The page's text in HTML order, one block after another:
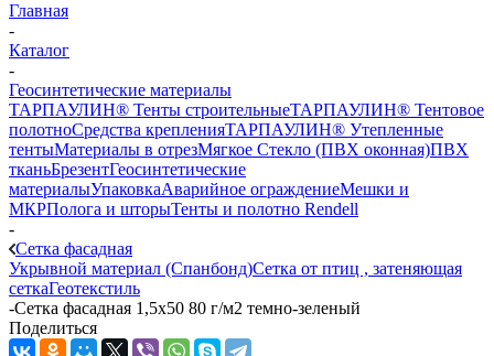
Главная
-
Каталог
-
Геосинтетические материалы
ТАРПАУЛИН® Тенты строительныеТАРПАУЛИН® Тентовое
полотноСредства крепленияТАРПАУЛИН® Утепленные
тентыМатериалы в отрезМягкое Стекло (ПВХ оконная)ПВХ
тканьБрезентГеосинтетические
материалыУпаковкаАварийное ограждениеМешки и
МКРПолога и шторыТенты и полотно Rendell
-
Сетка фасадная
Укрывной материал (Спанбонд)Сетка от птиц , затеняющая
сеткаГеотекстиль
-Сетка фасадная 1,5х50 80 г/м2 темно-зеленый
Поделиться